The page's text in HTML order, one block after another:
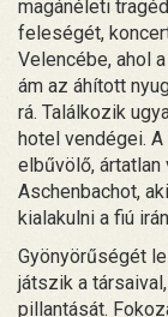
magánéleti
feleségét,
Velencébe, ahol
ám az áhított
rá. Találkozik
hotel vendégei.
elbűvölő,
Aschenbachot,
kialakulni a fiú
Gyönyörűségét
játszik a
pillantását.